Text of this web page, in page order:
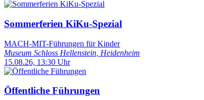
Sommerferien KiKu-Spezial
MACH-MIT-Führungen für Kinder
Museum Schloss Hellenstein, Heidenheim
15.08.26, 13:30 Uhr
Öffentliche Führungen